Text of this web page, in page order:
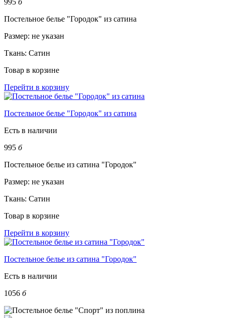
Постельное белье "Городок" из сатина
Размер: не указан
Ткань: Сатин
Товар в корзине
Перейти в корзину
Постельное белье "Городок" из сатина
Есть в наличии
995 б
Постельное белье из сатина "Городок"
Размер: не указан
Ткань: Сатин
Товар в корзине
Перейти в корзину
Постельное белье из сатина "Городок"
Есть в наличии
1056 б